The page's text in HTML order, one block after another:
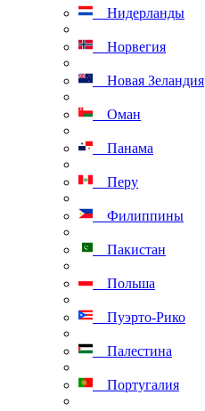
Нидерланды
Норвегия
Новая Зеландия
Оман
Панама
Перу
Филиппины
Пакистан
Польша
Пуэрто-Рико
Палестина
Португалия